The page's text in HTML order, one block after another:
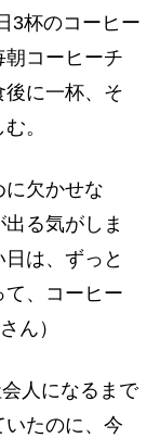
3杯のコーヒー
朝コーヒーチ
後に一杯、そ
。
に欠かせな
る気がしま
は、ずっと
、コーヒー
ん）
人になるまで
たのに、今